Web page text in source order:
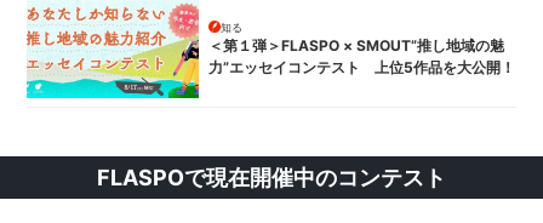
＜第１弾＞FLASPO × SMOUT”推し地域の魅
力”エッセイコンテスト 上位5作品を大公開！
知る
FLASPOで現在開催中のコンテスト